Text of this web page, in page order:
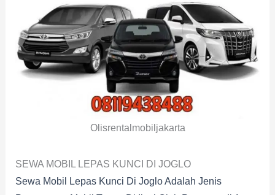
Olisrentalmobiljakarta
SEWA MOBIL LEPAS KUNCI DI JOGLO
Sewa Mobil Lepas Kunci Di Joglo Adalah Jenis